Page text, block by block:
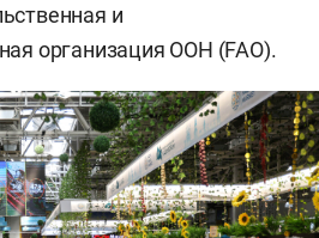
и
организация ООН (FAO).